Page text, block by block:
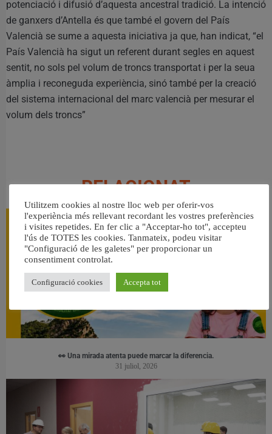
potenciació i difusió d’aquesta ancestral tradició. La intenció
de ganxers d’Antella és que també el govern del País
Valencià se sume a aquesta iniciativa ja que, han indicat, “el
País Valencià ha sigut un referent durant segles en aquest
sentit, no sols pel volum de troncs transportat i per la seua
àmplia i reconeguda experiència, sinó també per la creació
del sistema internacional del marc valencià per mesurar el
volum dels troncs”
RELACIONAT
👀 Una mirada atenta puede marcar la diferencia.
31 juliol, 2026
Utilitzem cookies al nostre lloc web per oferir-vos
l'experiència més rellevant recordant les vostres preferències
i visites repetides. En fer clic a "Acceptar-ho tot", accepteu
l'ús de TOTES les cookies. Tanmateix, podeu visitar
"Configuració de les galetes" per proporcionar un
consentiment controlat.
Configuració cookies Accepta tot